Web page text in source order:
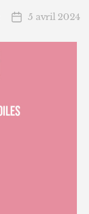
Date
l’article
5 avril 2024